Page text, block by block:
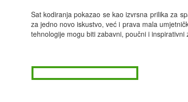
Sat kodiranja pokazao se kao izvrsna prilika za
za jedno novo iskustvo, već i prava mala
tehnologije mogu biti zabavni, poučni i inspirativni